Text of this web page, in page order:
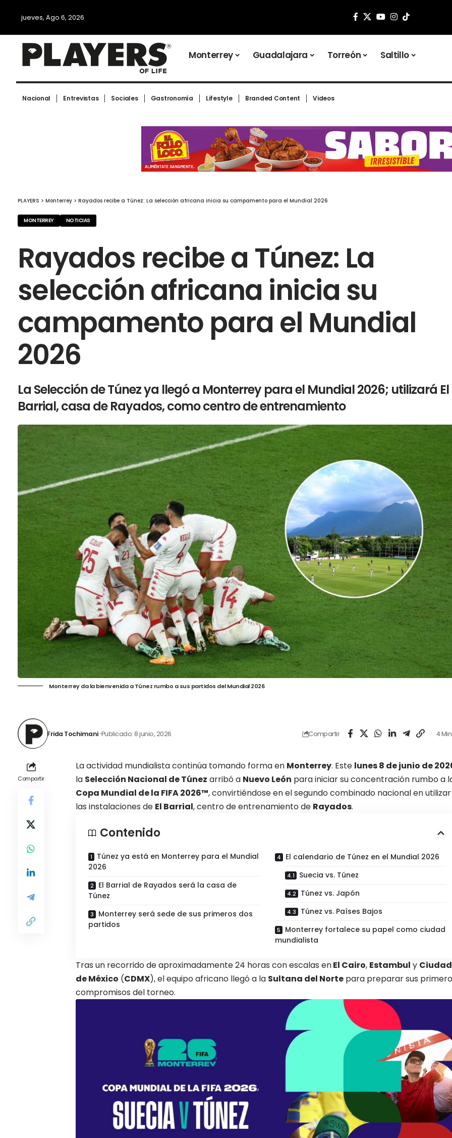
jueves, Ago 6, 2026
Monterrey Guadalajara Torreón Saltillo
Nacional Entrevistas Sociales Gastronomía Lifestyle Branded Content Videos
PLAYERS > Monterrey > Rayados recibe a Túnez: La selección africana inicia su campamento para el Mundial 2026
MONTERREY NOTICIAS
Rayados recibe a Túnez: La
selección africana inicia su
campamento para el Mundial
2026
La Selección de Túnez ya llegó a Monterrey para el Mundial 2026; utilizará El
Barrial, casa de Rayados, como centro de entrenamiento
Monterrey da la bienvenida a Túnez rumbo a sus partidos del Mundial 2026
Frida Tochimani Publicado: 8 junio, 2026 Compartir 4
Compartir
La actividad mundialista continúa tomando forma en Monterrey. Este lunes 8 de junio de
la Selección Nacional de Túnez arribó a Nuevo León para iniciar su concentración rumbo a
Copa Mundial de la FIFA 2026™, convirtiéndose en el segundo combinado nacional en utilizar
las instalaciones de El Barrial, centro de entrenamiento de Rayados.
Contenido
Túnez ya está en Monterrey para el Mundial
2026
El Barrial de Rayados será la casa de
Túnez
Monterrey será sede de sus primeros dos
partidos
El calendario de Túnez en el Mundial 2026
Suecia vs. Túnez
Túnez vs. Japón
Túnez vs. Países Bajos
Monterrey fortalece su papel como ciudad
mundialista
Tras un recorrido de aproximadamente 24 horas con escalas enEl Cairo, Estambul y Ciudad
de México (CDMX), el equipo africano llegó a la Sultana del Norte para preparar sus
compromisos del torneo.